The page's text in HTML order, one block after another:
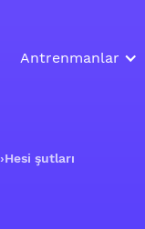
Antrenmanlar
›Hesi şutları